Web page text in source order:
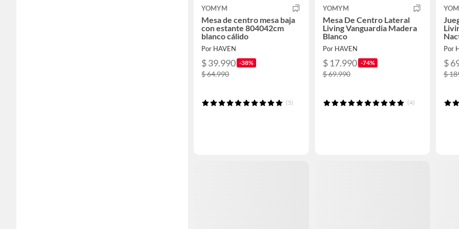
YOMYM
Mesa de centro mesa baja
con estante 804042cm
blanco cálido
Por HAVEN
$ 39.990 -38%
$ 64.990
(5)
YOMYM
Mesa De Centro Lateral
Living Vanguardia Madera
Blanco
Por HAVEN
$ 17.990 -74%
$ 69.990
(4)
Por
$
$